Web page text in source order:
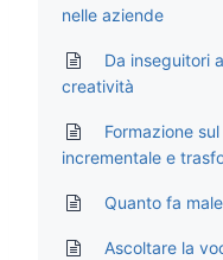
nelle aziende
Da inseguitori
creatività
Formazione
incrementale e
Quanto fa
Ascoltare la